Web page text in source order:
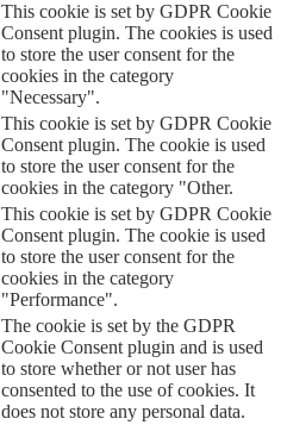
This cookie is set by GDPR Cookie
Consent plugin. The cookies is used
to store the user consent for the
cookies in the category
"Necessary".
This cookie is set by GDPR Cookie
Consent plugin. The cookie is used
to store the user consent for the
cookies in the category "Other.
This cookie is set by GDPR Cookie
Consent plugin. The cookie is used
to store the user consent for the
cookies in the category
"Performance".
The cookie is set by the GDPR
Cookie Consent plugin and is used
to store whether or not user has
consented to the use of cookies. It
does not store any personal data.